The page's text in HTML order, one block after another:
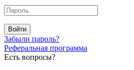
Войти
Забыли пароль?
Реферальная программа
Есть вопросы?